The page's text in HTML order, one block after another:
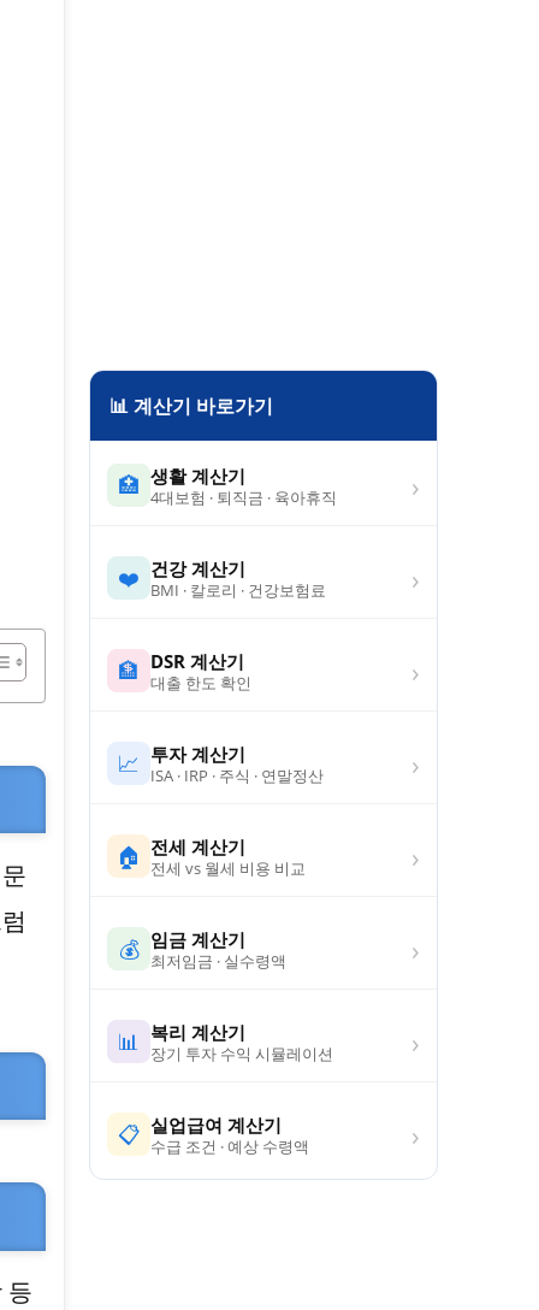
등
📊 계산기 바로가기
🏥 생활 계산기
4대보험 · 퇴직금 · 육아휴직 ›
❤️ 건강 계산기
BMI · 칼로리 · 건강보험료 ›
🏦 DSR 계산기
대출 한도 확인 ›
📈 투자 계산기
ISA · IRP · 주식 · 연말정산 ›
🏠 전세 계산기
전세 vs 월세 비용 비교 ›
💰 임금 계산기
최저임금 · 실수령액 ›
📊 복리 계산기
장기 투자 수익 시뮬레이션 ›
📋 실업급여 계산기
수급 조건 · 예상 수령액 ›